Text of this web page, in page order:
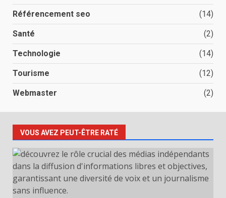
Référencement seo (14)
Santé (2)
Technologie (14)
Tourisme (12)
Webmaster (2)
VOUS AVEZ PEUT-ÊTRE RATÉ